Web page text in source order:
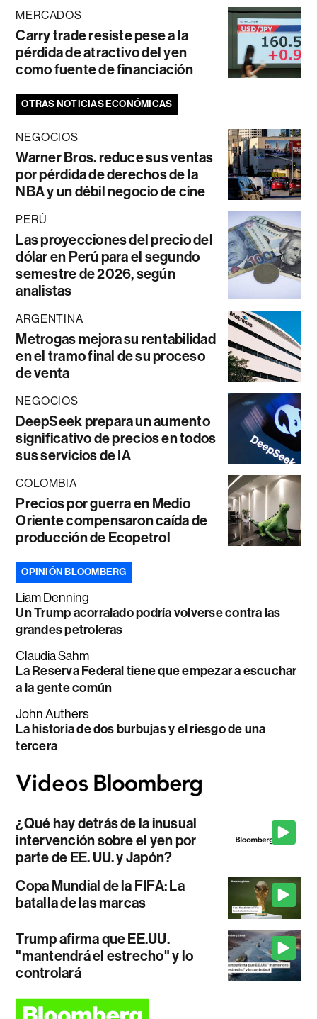
MERCADOS
Carry trade resiste pese a la
pérdida de atractivo del yen
como fuente de financiación
OTRAS NOTICIAS ECONÓMICAS
NEGOCIOS
Warner Bros. reduce sus ventas
por pérdida de derechos de la
NBA y un débil negocio de cine
PERÚ
Las proyecciones del precio del
dólar en Perú para el segundo
semestre de 2026, según
analistas
ARGENTINA
Metrogas mejora su rentabilidad
en el tramo final de su proceso
de venta
NEGOCIOS
DeepSeek prepara un aumento
significativo de precios en todos
sus servicios de IA
COLOMBIA
Precios por guerra en Medio
Oriente compensaron caída de
producción de Ecopetrol
OPINIÓN BLOOMBERG
Liam Denning
Un Trump acorralado podría volverse contra las
grandes petroleras
Claudia Sahm
La Reserva Federal tiene que empezar a escuchar
a la gente común
John Authers
La historia de dos burbujas y el riesgo de una
tercera
¿Qué hay detrás de la inusual
intervención sobre el yen por
parte de EE. UU. y Japón?
Copa Mundial de la FIFA: La
batalla de las marcas
Trump afirma que EE.UU.
"mantendrá el estrecho" y lo
controlará